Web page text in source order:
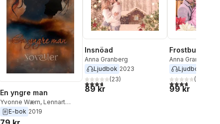
En yngre man
Yvonne Wærn, Lennart
Lundstedt,Ulrika Häll-
Lundgren
E-bok 2019
Insnöad
Anna Granberg
Ljudbok 2023
3,7utav 5 stjärnor. Totalt antal röster:
(23)
89 kr
Frostbunden
Anna Granberg
Ljudbok
3,7utav 5(
99 kr